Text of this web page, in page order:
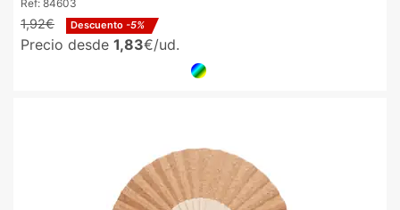
Ref: 84603
1,92€ Descuento -5%
Precio desde 1,83€/ud.